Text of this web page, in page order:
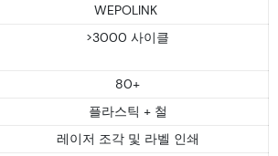
WEPOLINK
>3000 사이클
80+
플라스틱 + 철
레이저 조각 및 라벨 인쇄